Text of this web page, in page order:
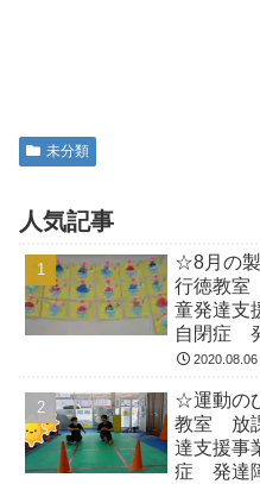
未分類
人気記事
☆8月の
行徳教
童発達
自閉症
び 南行
2020.08.06
☆運動の
教室 放
達支援
症 発達